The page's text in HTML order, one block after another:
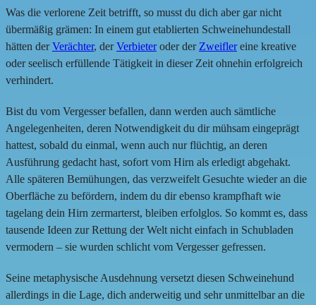
Was die verlorene Zeit betrifft, so musst du dich aber gar nicht
übermäßig grämen: In einem gut etablierten Schweinehundestall
hätten derVerächter, derVerbieteroder derZweiflereine kreative
oder seelisch erfüllende Tätigkeit in dieser Zeit ohnehin erfolgreich
verhindert.
Bist du vom Vergesser befallen, dann werden auch sämtliche
Angelegenheiten, deren Notwendigkeit du dir mühsam eingeprägt
hattest, sobald du einmal, wenn auch nur flüchtig, an deren
Ausführung gedacht hast, sofort vom Hirn als erledigt abgehakt.
Alle späteren Bemühungen, das verzweifelt Gesuchte wieder an die
Oberfläche zu befördern, indem du dir ebenso krampfhaft wie
tagelang dein Hirn zermarterst, bleiben erfolglos. So kommt es, dass
tausende Ideen zur Rettung der Welt nicht einfach in Schubladen
vermodern – sie wurden schlicht vom Vergesser gefressen.
Seine metaphysische Ausdehnung versetzt diesen Schweinehund
allerdings in die Lage, dich anderweitig und sehr unmittelbar an die